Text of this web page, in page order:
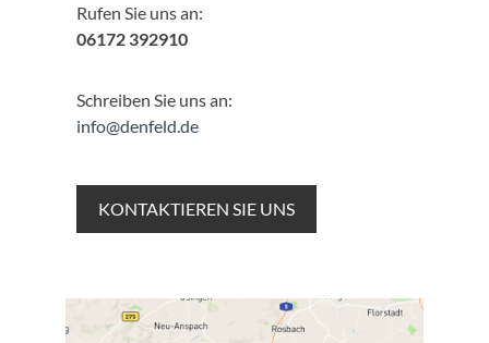
Rufen Sie uns an:
06172 392910
Schreiben Sie uns an:
info@denfeld.de
KONTAKTIEREN SIE UNS